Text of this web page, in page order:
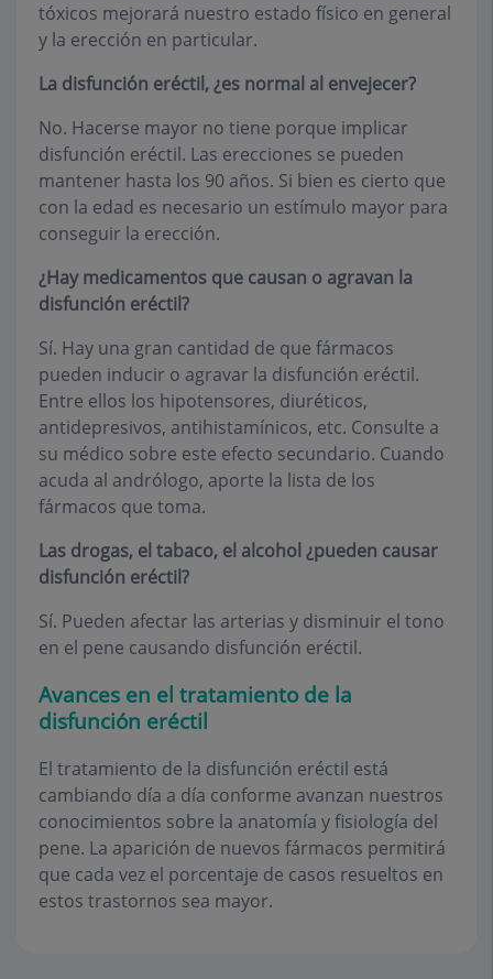
tóxicos mejorará nuestro estado físico en general
y la erección en particular.
La disfunción eréctil, ¿es normal al envejecer?
No. Hacerse mayor no tiene porque implicar
disfunción eréctil. Las erecciones se pueden
mantener hasta los 90 años. Si bien es cierto que
con la edad es necesario un estímulo mayor para
conseguir la erección.
¿Hay medicamentos que causan o agravan la
disfunción eréctil?
Sí. Hay una gran cantidad de que fármacos
pueden inducir o agravar la disfunción eréctil.
Entre ellos los hipotensores, diuréticos,
antidepresivos, antihistamínicos, etc. Consulte a
su médico sobre este efecto secundario. Cuando
acuda al andrólogo, aporte la lista de los
fármacos que toma.
Las drogas, el tabaco, el alcohol ¿pueden causar
disfunción eréctil?
Sí. Pueden afectar las arterias y disminuir el tono
en el pene causando disfunción eréctil.
Avances en el tratamiento de la
disfunción eréctil
El tratamiento de la disfunción eréctil está
cambiando día a día conforme avanzan nuestros
conocimientos sobre la anatomía y fisiología del
pene. La aparición de nuevos fármacos permitirá
que cada vez el porcentaje de casos resueltos en
estos trastornos sea mayor.